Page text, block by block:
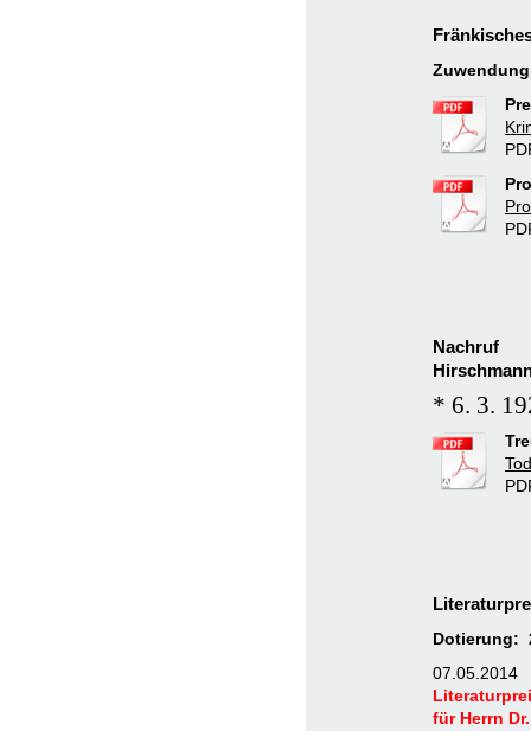
* 6. 3.
Dotierung:
07.05.2014
für Herrn